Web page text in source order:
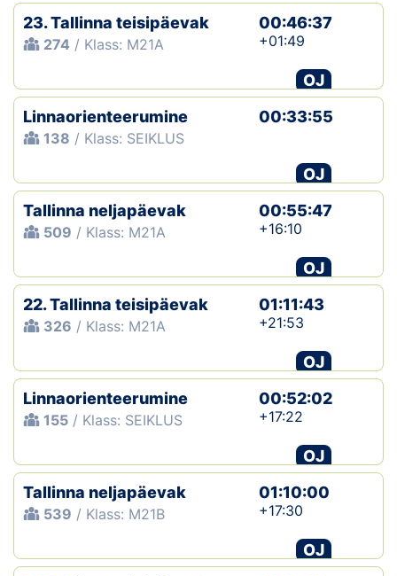
23. Tallinna teisipäevak
274 / Klass: M21A
00:46:37
+01:49
OJ
Linnaorienteerumine
138 / Klass: SEIKLUS
00:33:55
OJ
Tallinna neljapäevak
509 / Klass: M21A
00:55:47
+16:10
OJ
22. Tallinna teisipäevak
326 / Klass: M21A
01:11:43
+21:53
OJ
Linnaorienteerumine
155 / Klass: SEIKLUS
00:52:02
+17:22
OJ
Tallinna neljapäevak
539 / Klass: M21B
01:10:00
+17:30
OJ